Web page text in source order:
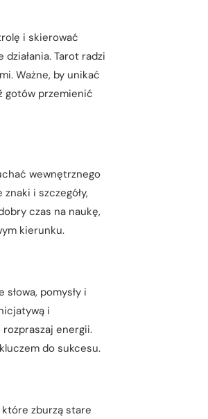
i skierować
Tarot radzi
Ważne, by unikać
gotów przemienić
wewnętrznego
i szczegóły,
czas na naukę,
kierunku.
pomysły i
i
rozpraszaj energii.
do sukcesu.
które zburzą stare